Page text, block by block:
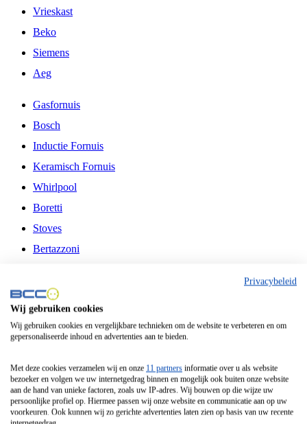
Vrieskast
Beko
Siemens
Aeg
Gasfornuis
Bosch
Inductie Fornuis
Keramisch Fornuis
Whirlpool
Boretti
Stoves
Bertazzoni
Fitelli
Airfryer
Frituurpan
Contactgrill
Broodbakmachine
Broodrooster
Privacybeleid
Wij gebruiken cookies
Wij gebruiken cookies en vergelijkbare technieken om de website te verbeteren en om
gepersonaliseerde inhoud en advertenties aan te bieden.
Met deze cookies verzamelen wij en onze 11 partners informatie over u als website
bezoeker en volgen we uw internetgedrag binnen en mogelijk ook buiten onze website
aan de hand van unieke factoren, zoals uw IP-adres. Wij bouwen op die wijze uw
persoonlijke profiel op. Hiermee passen wij onze website en communicatie aan op uw
voorkeuren. Ook kunnen wij zo gerichte advertenties laten zien op basis van uw recente